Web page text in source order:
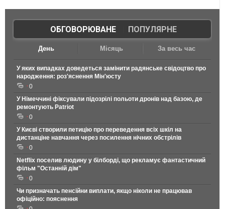
ОБГОВОРЮВАНЕ| ПОПУЛЯРНЕ
День Місяць За весь час
У яких випадках доведеться замінити радянське свідоцтво про
народження: роз'яснення Мін'юсту
0
У Німеччині фіксували підозрілі польоти дронів над базою, де
ремонтують Patriot
0
У Києві створили петицію про переведення всіх шкіл на
дистанціне навчання через посилення нічних обстрілів
0
Netflix поселив людину у білборді, що рекламує фантастичний
фільм "Останній дім"
0
Чи призначать пенсійни виплати, якщо ніколи не працював
офіційно: пояснення